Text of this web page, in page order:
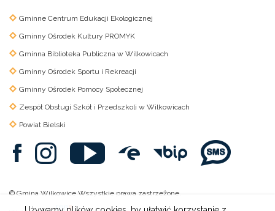
Gminne Centrum Edukacji Ekologicznej
Gminny Ośrodek Kultury PROMYK
Gminna Biblioteka Publiczna w Wilkowicach
Gminny Ośrodek Sportu i Rekreacji
Gminny Ośrodek Pomocy Społecznej
Zespół Obsługi Szkół i Przedszkoli w Wilkowicach
Powiat Bielski
© Gmina Wilkowice Wszystkie prawa zastrzeżone.